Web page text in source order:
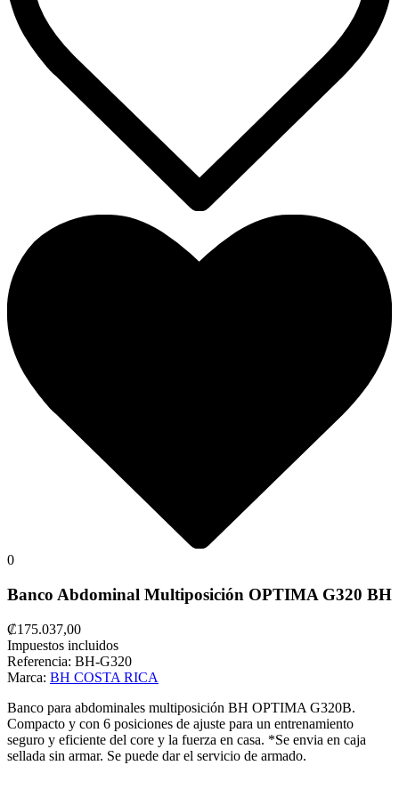
0
Banco Abdominal Multiposición OPTIMA G320 BH
₡175.037,00
Impuestos incluidos
Referencia: BH-G320
Marca: BH COSTA RICA
Banco para abdominales multiposición BH OPTIMA G320B.
Compacto y con 6 posiciones de ajuste para un entrenamiento
seguro y eficiente del core y la fuerza en casa. *Se envia en caja
sellada sin armar. Se puede dar el servicio de armado.